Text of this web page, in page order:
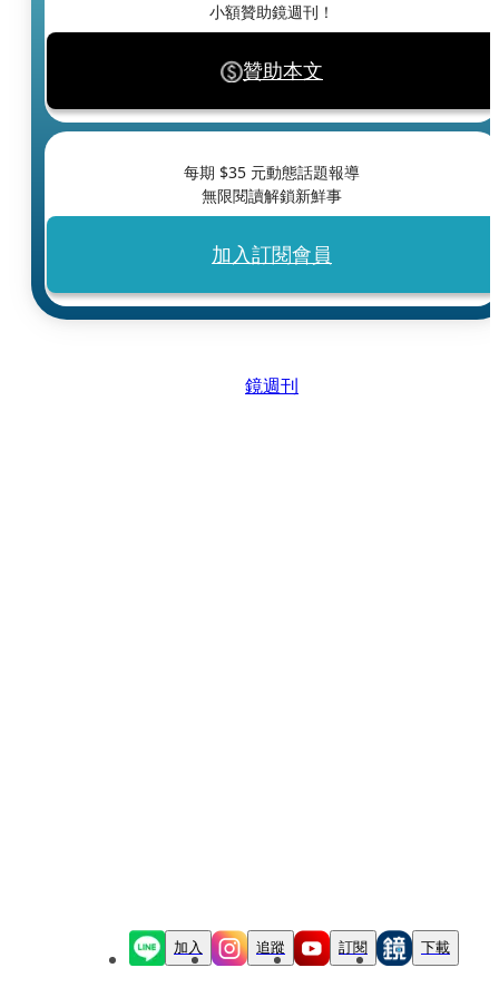
小額贊助鏡週刊！
贊助本文
每期 $35 元動態話題報導
無限閱讀解鎖新鮮事
加入訂閱會員
鏡週刊
加入 追蹤 訂閱 下載